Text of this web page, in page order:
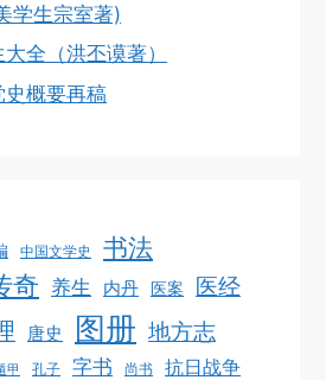
学生宗室著)
全（洪丕谟著）
史概要再稿
中国文学史 书法
奇 养生 内丹 医案 医经
唐史 图册 地方志
甲 孔子 字书 尚书 抗日战争